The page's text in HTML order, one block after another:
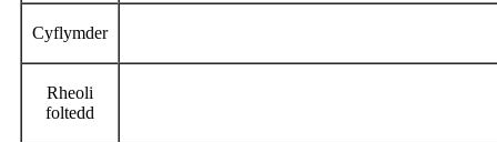
Cyflymder
Rheoli
foltedd